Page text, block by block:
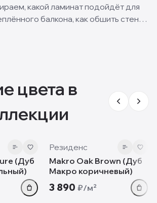
какой ламинат подойдёт для
балкона, как обшить стены
и какие решения смотрятся
цвета в
(Дуб
Резиденс
Makro Oak Brown (Дуб
Макро коричневый)
3 890 ₽/м²